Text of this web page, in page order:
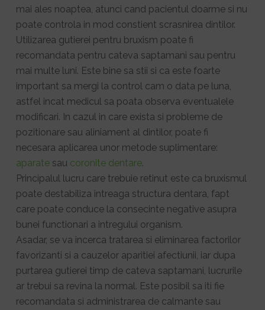
mai ales noaptea, atunci cand pacientul doarme si nu
poate controla in mod constient scrasnirea dintilor.
Utilizarea gutierei pentru bruxism poate fi
recomandata pentru cateva saptamani sau pentru
mai multe luni. Este bine sa stii si ca este foarte
important sa mergi la control cam o data pe luna,
astfel incat medicul sa poata observa eventualele
modificari. In cazul in care exista si probleme de
pozitionare sau aliniament al dintilor, poate fi
necesara aplicarea unor metode suplimentare:
aparatesau coronite dentare.
Principalul lucru care trebuie retinut este ca bruxismul
poate destabiliza intreaga structura dentara, fapt
care poate conduce la consecinte negative asupra
bunei functionari a intregului organism.
Asadar, se va incerca tratarea si eliminarea factorilor
favorizanti si a cauzelor aparitiei afectiunii, iar dupa
purtarea gutierei timp de cateva saptamani, lucrurile
ar trebui sa revina la normal. Este posibil sa iti fie
recomandata si administrarea de calmante sau